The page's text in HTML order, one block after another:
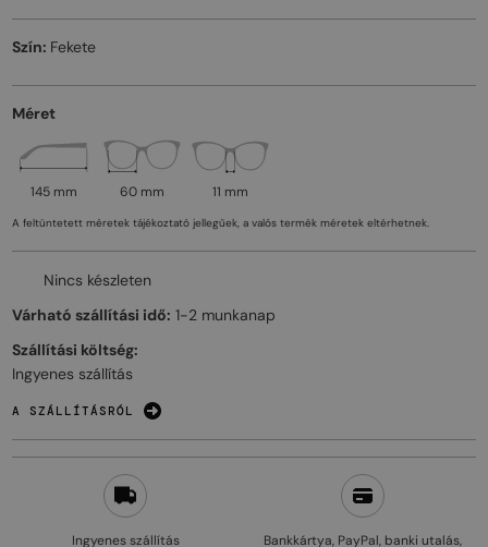
Ingyenes szállítás
Bankkártya, PayPal, banki utalás,
Szín: Fekete
Méret
145 mm 60 mm 11 mm
A feltüntetett méretek tájékoztató jellegűek, a valós termék méretek eltérhetnek.
Nincs készleten
Várható szállítási idő: 1-2 munkanap
Szállítási költség:
Ingyenes szállítás
A SZÁLLÍTÁSRÓL